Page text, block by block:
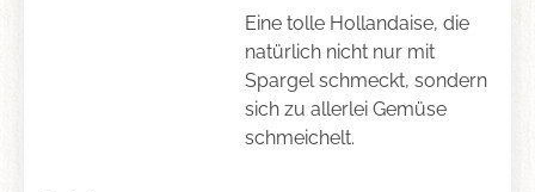
Eine tolle Hollandaise, die
natürlich nicht nur mit
Spargel schmeckt, sondern
sich zu allerlei Gemüse
schmeichelt.